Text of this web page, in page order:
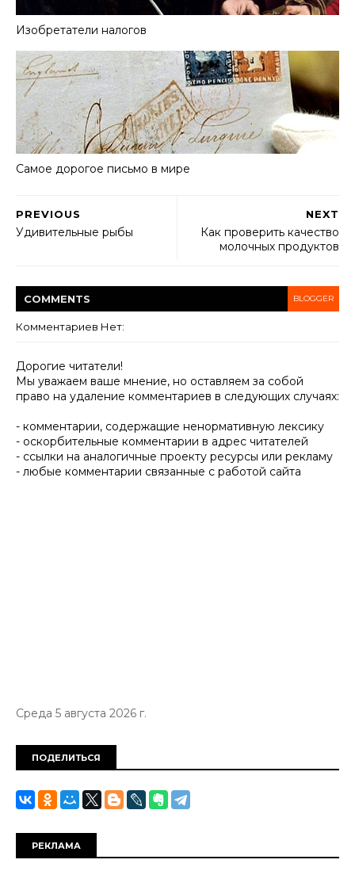
Изобретатели налогов
Самое дорогое письмо в мире
NEXT
Как проверить качество
молочных продуктов
PREVIOUS
Удивительные рыбы
COMMENTS BLOGGER
Комментариев Нет:
Дорогие читатели!
Мы уважаем ваше мнение, но оставляем за собой
право на удаление комментариев в следующих случаях:
- комментарии, содержащие ненормативную лексику
- оскорбительные комментарии в адрес читателей
- ссылки на аналогичные проекту ресурсы или рекламу
- любые комментарии связанные с работой сайта
Среда 5 августа 2026 г.
ПОДЕЛИТЬСЯ
РЕКЛАМА